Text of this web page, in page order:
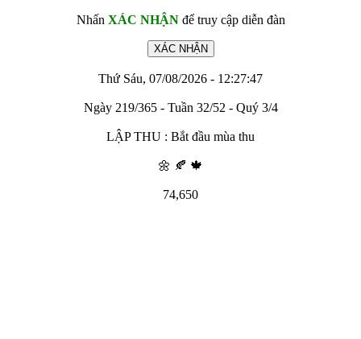
Nhấn XÁC NHẬNđể truy cập diễn đàn
Thứ Sáu, 07/08/2026 - 12:27:47
Ngày 219/365 - Tuần 32/52 - Quý 3/4
LẬP THU : Bắt đầu mùa thu
🌼 🍂 🍁
74,650